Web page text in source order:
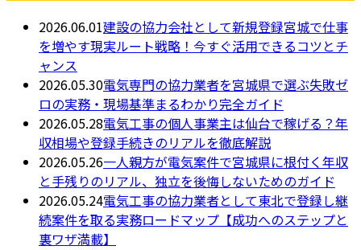
2026.06.01建設の協力会社として新規登録宮城で仕事
を増やす現実ルート戦略！今すぐ活用できるコツとチ
ャンス
2026.05.30電気専門の協力業者を宮城県で選ぶ失敗ゼ
ロの実務・現場基準まるわかり完全ガイド
2026.05.28電気工事の個人事業主は仙台で稼げる？年
収相場や登録手続きのリアルを徹底解説
2026.05.26一人親方が電気案件で宮城県に根付く年収
と手残りのリアル、独立を後悔しないためのガイド
2026.05.24電気工事の協力業者として東北で登録し継
続案件を取る実務ロードマップ【成功へのステップと
裏ワザ満載】